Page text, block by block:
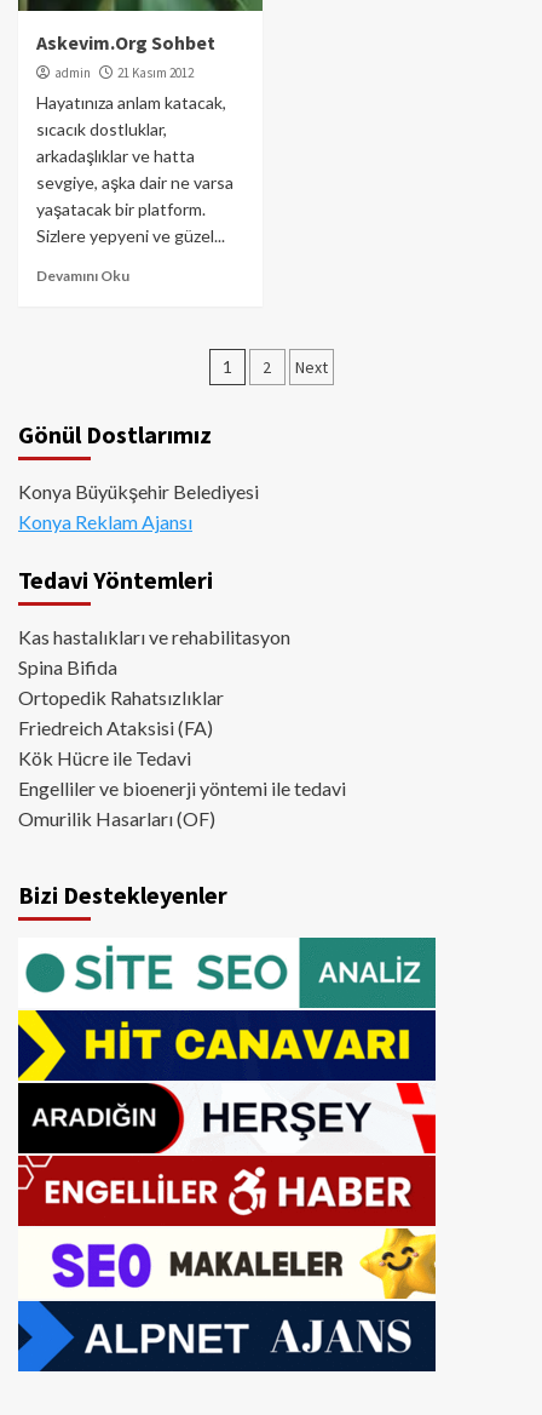
Askevim.Org Sohbet
admin 21 Kasım 2012
Hayatınıza anlam katacak,
sıcacık dostluklar,
arkadaşlıklar ve hatta
sevgiye, aşka dair ne varsa
yaşatacak bir platform.
Sizlere yepyeni ve güzel...
Devamını Oku
Yazı
1 2 Next
Gönül Dostlarımız
Konya Büyükşehir Belediyesi
Konya Reklam Ajansı
Tedavi Yöntemleri
Kas hastalıkları ve rehabilitasyon
Spina Bifida
Ortopedik Rahatsızlıklar
Friedreich Ataksisi (FA)
Kök Hücre ile Tedavi
Engelliler ve bioenerji yöntemi ile tedavi
Omurilik Hasarları (OF)
Bizi Destekleyenler